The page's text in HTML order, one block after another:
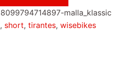
8099794714897-malla_klassic
, short, tirantes, wisebikes